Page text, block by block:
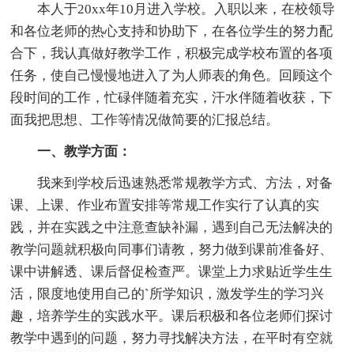
本人于20xx年10月进入学校。入职以来，在校领导
和各位老师的热心支持和协助下，在各位学生的努力配
合下，我认真做好教学工作，积极完成学校布置的各项
任务，使自己慢慢地进入了为人师表的角色。回顾这个
段时间的工作，忙碌伴随着充实，汗水伴随着收获，下
面我把思想、工作等情况做简要的汇报总结。
一、教学方面：
我来到学校后迅速熟悉常规教学方式、方法，对备
课、上课、作业布置安排等常规工作实行了认真的实
践，并在实践之中注意查缺补漏，遇到自己无法解决的
教学问题就积极向同事们请教，努力做到课前准备好、
课中讲解透、课后督促检查严。课堂上力求贴近学生生
活，限度地使用自己的`所学知识，激发学生的学习兴
趣，培养学生的实践水平。课后积极和各位老师们探讨
教学中遇到的问题，努力寻找解决方法，在平时有空就